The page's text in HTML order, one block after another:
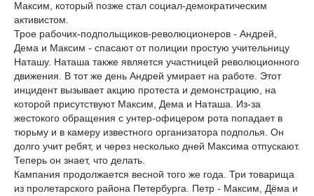
Максим, который позже стал социал-демократическим
активистом.
Трое рабочих-подпольщиков-революционеров - Андрей,
Дема и Максим - спасают от полиции простую учительницу
Наташу. Наташа также является участницей революционного
движения. В тот же день Андрей умирает на работе. Этот
инцидент вызывает акцию протеста и демонстрацию, на
которой присутствуют Максим, Дема и Наташа. Из-за
жестокого обращения с унтер-офицером рота попадает в
тюрьму и в камеру известного организатора подполья. Он
долго учит ребят, и через несколько дней Максима отпускают.
Теперь он знает, что делать.
Кампания продолжается весной того же года. Три товарища
из пролетарского района Петербурга. Петр - Максим, Дёма и